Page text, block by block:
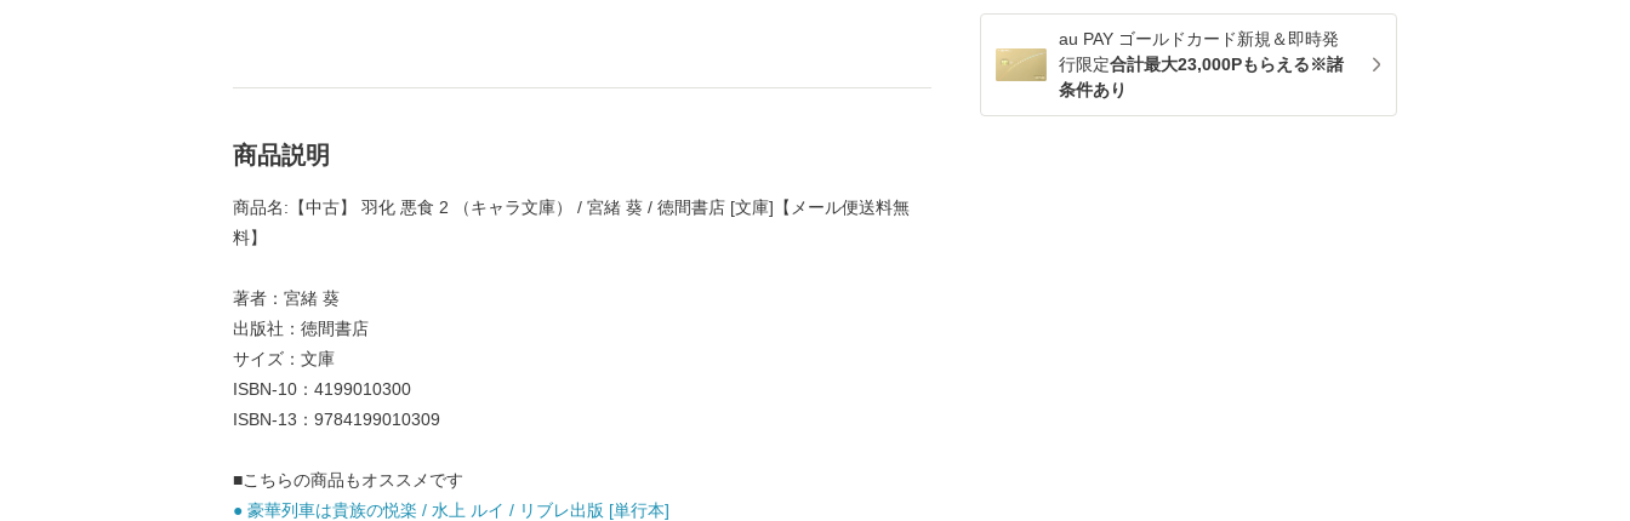
au PAY ゴールドカード新規＆即時発
行限定合計最大23,000Pもらえる※諸
条件あり
商品説明
商品名:【中古】 羽化 悪食 2 （キャラ文庫） / 宮緒 葵 / 徳間書店 [文庫]【メール便送料無
料】
著者：宮緒 葵
出版社：徳間書店
サイズ：文庫
ISBN-10：4199010300
ISBN-13：9784199010309
■こちらの商品もオススメです
● 豪華列車は貴族の悦楽 / 水上 ルイ / リブレ出版 [単行本]